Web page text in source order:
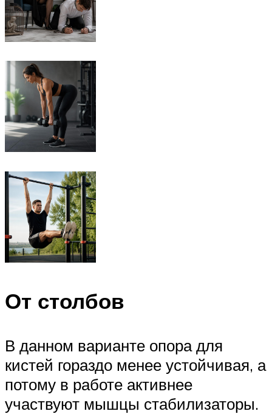
От столбов
В данном варианте опора для
кистей гораздо менее устойчивая, а
потому в работе активнее
участвуют мышцы стабилизаторы.